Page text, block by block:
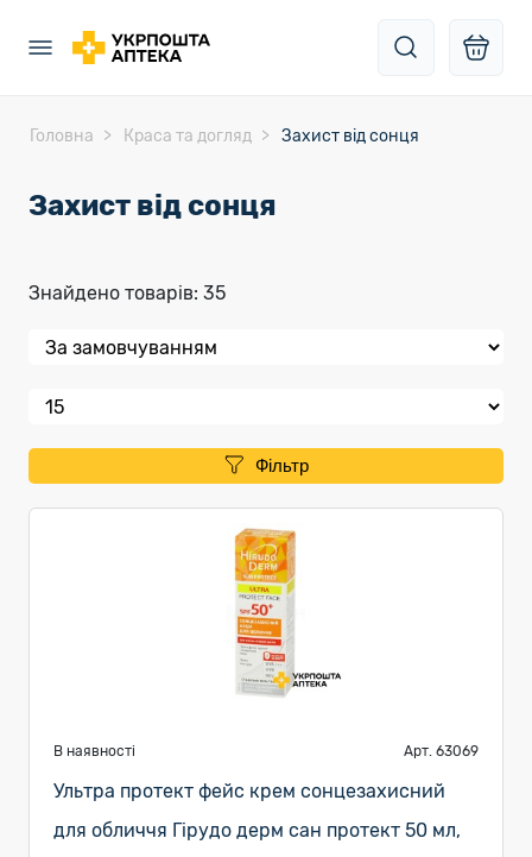
Головна Краса та догляд Захист від сонця
Захист від сонця
Знайдено товарів: 35
Фільтр
В наявності Арт. 63069
Ультра протект фейс крем сонцезахисний
для обличчя Гірудо дерм сан протект 50 мл,